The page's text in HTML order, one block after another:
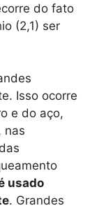
do fato
(2,1) ser
Isso ocorre
e do aço,
nas
usado
. Grandes